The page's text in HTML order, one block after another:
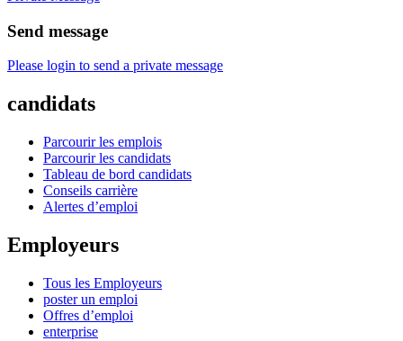
Send message
Please login to send a private message
candidats
Parcourir les emplois
Parcourir les candidats
Tableau de bord candidats
Conseils carrière
Alertes d’emploi
Employeurs
Tous les Employeurs
poster un emploi
Offres d’emploi
enterprise